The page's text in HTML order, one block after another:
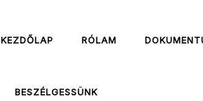
KEZDŐLAP RÓLAM
BESZÉLGESSÜNK